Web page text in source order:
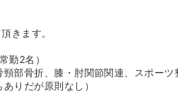
きます。
勤2名）
部骨折、膝・肘関節関連、スポーツ
りだが原則なし）